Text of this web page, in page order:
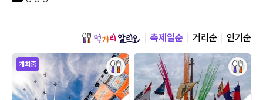
축제일순 거리순 인기순
개최중